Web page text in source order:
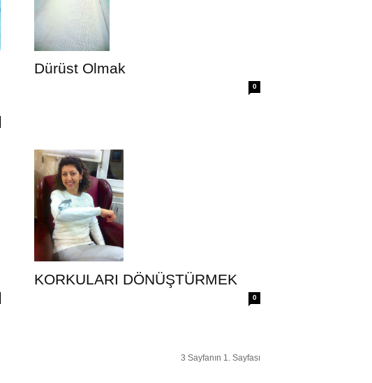
Dürüst Olmak
0
KORKULARI DÖNÜŞTÜRMEK
0
3 Sayfanın 1. Sayfası